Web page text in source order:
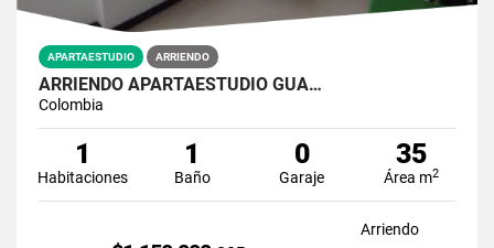
APARTAESTUDIO ARRIENDO
ARRIENDO APARTAESTUDIO GUA…
Colombia
1
Habitaciones
1
Baño
0
Garaje
35
Área m2
Arriendo